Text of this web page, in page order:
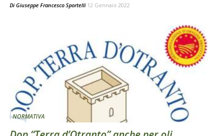
Di Giuseppe Francesco Sportelli 12 Gennaio 2022
NORMATIVA